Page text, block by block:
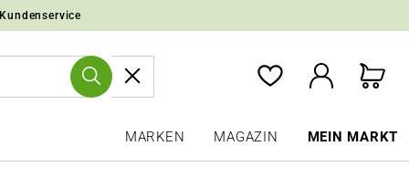
MARKEN MAGAZIN MEIN MARKT